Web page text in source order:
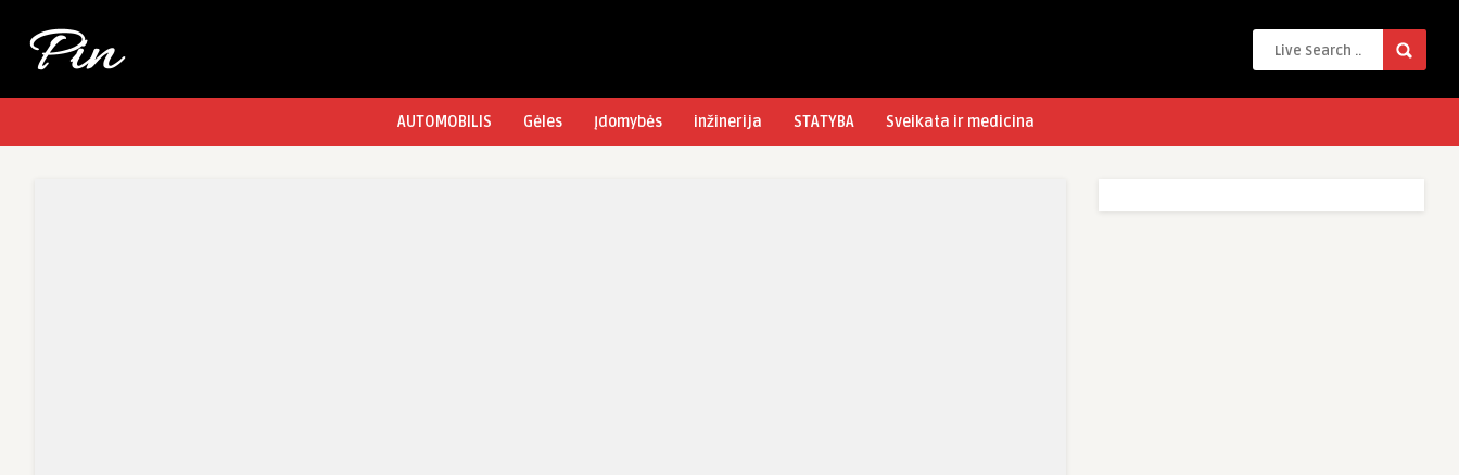
AUTOMOBILIS Gėles Įdomybės inžinerija STATYBA Sveikata ir medicina